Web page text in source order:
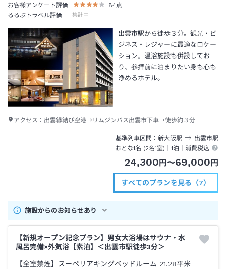
お客様アンケート評価
84点
るるぶトラベル評価
集計中
出雲市駅から徒歩３分。観光・ビ
ジネス・レジャーに最適なロケー
ション。温浴施設も併設してお
り、参拝前に泊まりたい身も心も
浄めるホテル。
アクセス： 出雲縁結び空港→リムジンバス出雲市下車→徒歩約３分
基準列車区間 新大阪駅 出雲市駅
おとな1名 (2名1室)｜1泊 ｜消費税込
24,300 円 〜69,000 円
すべてのプランを見る（7）
施設からのお知らせあり
【新規オープン記念プラン】男女大浴場はサウナ・水
風呂完備×外気浴【素泊】＜出雲市駅徒歩3分＞
【全室禁煙】スーペリアキングベッドルーム 21.28平米